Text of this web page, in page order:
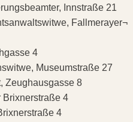
Innstraße 21
Fallmerayer¬
4
Museumstraße 27
Zeughausgasse 8
Brixnerstraße 4
4